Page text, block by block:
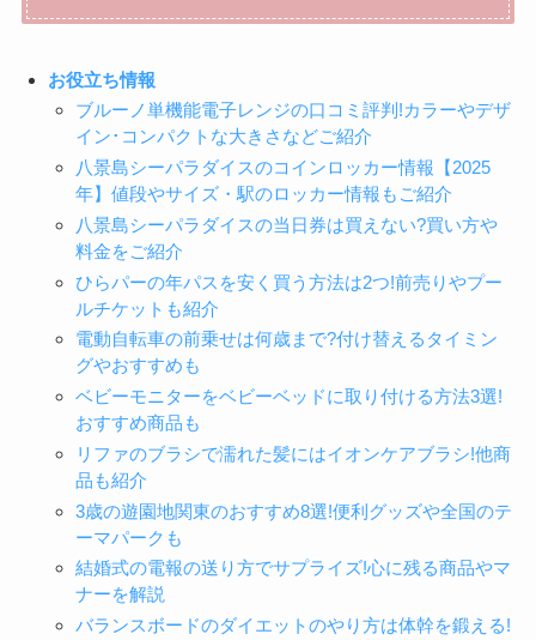
お役立ち情報
ブルーノ単機能電子レンジの口コミ評判!カラーやデザ
イン･コンパクトな大きさなどご紹介
八景島シーパラダイスのコインロッカー情報【2025
年】値段やサイズ・駅のロッカー情報もご紹介
八景島シーパラダイスの当日券は買えない?買い方や
料金をご紹介
ひらパーの年パスを安く買う方法は2つ!前売りやプー
ルチケットも紹介
電動自転車の前乗せは何歳まで?付け替えるタイミン
グやおすすめも
ベビーモニターをベビーベッドに取り付ける方法3選!
おすすめ商品も
リファのブラシで濡れた髪にはイオンケアブラシ!他商
品も紹介
3歳の遊園地関東のおすすめ8選!便利グッズや全国のテ
ーマパークも
結婚式の電報の送り方でサプライズ!心に残る商品やマ
ナーを解説
バランスボードのダイエットのやり方は体幹を鍛える!